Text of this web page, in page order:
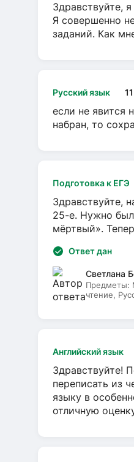
Здравствуйте,
Я совершенно
заданий. Как
Русский язык
если не явится
набран, то
Подготовка к ЕГЭ
Здравствуйте,
25-е. Нужно
мёртвый».
Ответ дан
Светлана
Предметы:
чтение,
Английский язык
Здравствуйте!
переписать из
языку в
отличную